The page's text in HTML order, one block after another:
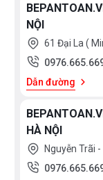
NỘI
61 Đại La (
Dẫn đường
HÀ NỘI
Nguyễn Trãi